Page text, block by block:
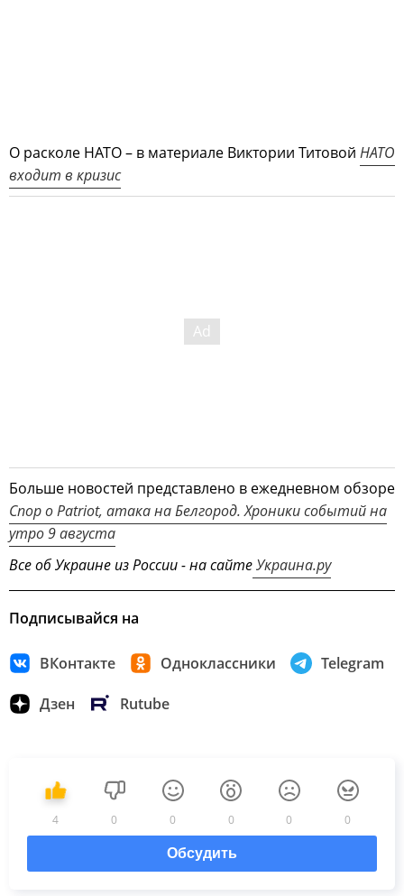
О расколе НАТО – в материале Виктории Титовой НАТО
входит в кризис
Больше новостей представлено в ежедневном обзоре
Спор о Patriot, атака на Белгород. Хроники событий на
утро 9 августа
Все об Украине из России - на сайтеУкраина.ру
Подписывайся на
ВКонтакте Одноклассники Telegram
Дзен Rutube
4 0 0 0 0 0
Обсудить